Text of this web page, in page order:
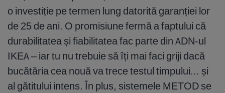
o investiție pe termen lung datorită garanției lor
de 25 de ani. O promisiune fermă a faptului că
durabilitatea și fiabilitatea fac parte din ADN-ul
IKEA – iar tu nu trebuie să îți mai faci griji dacă
bucătăria cea nouă va trece testul timpului... și
al gătitului intens. În plus, sistemele METOD se